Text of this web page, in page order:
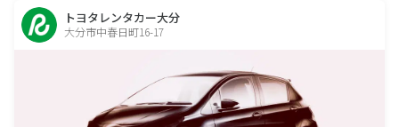
トヨタレンタカー大分
大分市中春日町16-17